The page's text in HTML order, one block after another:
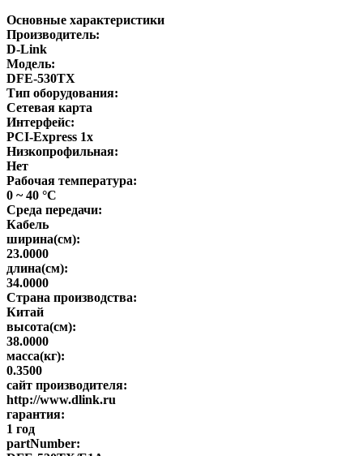
Основные характеристики
Производитель:
D-Link
Модель:
DFE-530TX
Тип оборудования:
Сетевая карта
Интерфейс:
PCI-Express 1x
Низкопрофильная:
Нет
Рабочая температура:
0 ~ 40 °C
Среда передачи:
Кабель
ширина(см):
23.0000
длина(см):
34.0000
Страна производства:
Китай
высота(см):
38.0000
масса(кг):
0.3500
сайт производителя:
http://www.dlink.ru
гарантия:
1 год
partNumber: